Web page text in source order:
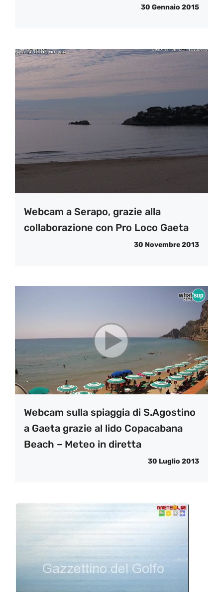
30 Gennaio 2015
Webcam a Serapo, grazie alla
collaborazione con Pro Loco Gaeta
30 Novembre 2013
Webcam sulla spiaggia di S.Agostino
a Gaeta grazie al lido Copacabana
Beach – Meteo in diretta
30 Luglio 2013